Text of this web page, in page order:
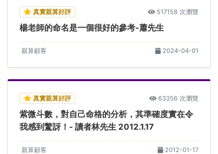
真實親算好評 517158 次瀏覽
楊老師的命名是一個很好的參考-蕭先生
親算顧客 2024-04-01
真實親算好評 63356 次瀏覽
紫微斗數，對自己命格的分析，其準確度實在令
我感到驚訝！- 讀者林先生 2012.1.17
親算顧客 2012-01-17